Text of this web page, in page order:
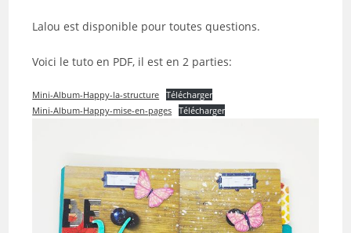
Lalou est disponible pour toutes questions.
Voici le tuto en PDF, il est en 2 parties:
Mini-Album-Happy-la-structure Télécharger
Mini-Album-Happy-mise-en-pages Télécharger